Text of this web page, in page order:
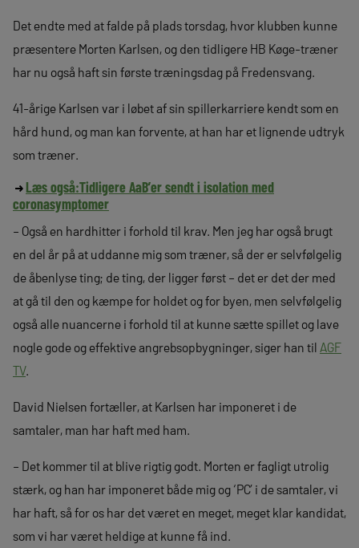
Det endte med at falde på plads torsdag, hvor klubben kunne
præsentere Morten Karlsen, og den tidligere HB Køge-træner
har nu også haft sin første træningsdag på Fredensvang.
41-årige Karlsen var i løbet af sin spillerkarriere kendt som en
hård hund, og man kan forvente, at han har et lignende udtryk
som træner.
Læs også:Tidligere AaB’er sendt i isolation med
coronasymptomer
– Også en hardhitter i forhold til krav. Men jeg har også brugt
en del år på at uddanne mig som træner, så der er selvfølgelig
de åbenlyse ting; de ting, der ligger først – det er det der med
at gå til den og kæmpe for holdet og for byen, men selvfølgelig
også alle nuancerne i forhold til at kunne sætte spillet og lave
nogle gode og effektive angrebsopbygninger, siger han til AGF
TV.
David Nielsen fortæller, at Karlsen har imponeret i de
samtaler, man har haft med ham.
– Det kommer til at blive rigtig godt. Morten er fagligt utrolig
stærk, og han har imponeret både mig og ‘PC’ i de samtaler, vi
har haft, så for os har det været en meget, meget klar kandidat,
som vi har været heldige at kunne få ind.